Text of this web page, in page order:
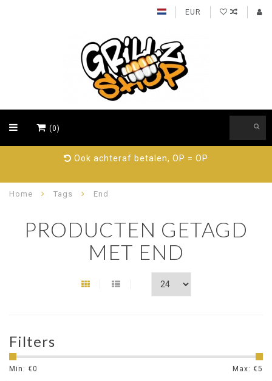
EUR
(0)
Ook achteraf betalen, OP = OP
Home Tags End
PRODUCTEN GETAGD
MET END
Filters
Min: €0 Max: €5